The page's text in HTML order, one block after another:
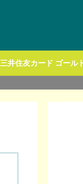
三井住友カード ゴール